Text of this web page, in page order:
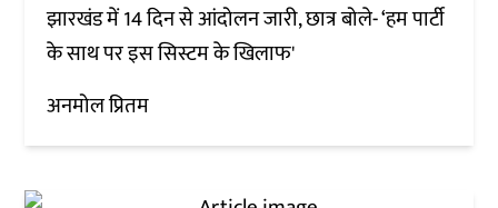
झारखंड में 14 दिन से आंदोलन जारी, छात्र बोले- ‘हम पार्टी
के साथ पर इस सिस्टम के खिलाफ'
अनमोल प्रितम